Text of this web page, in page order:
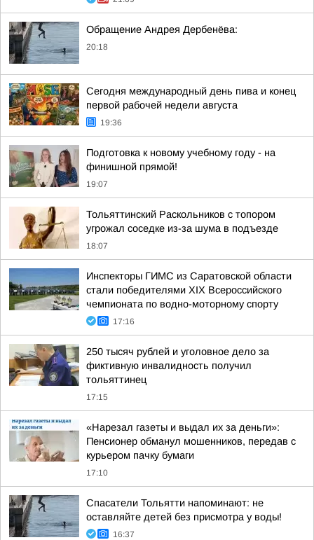
Обращение Андрея Дербенёва:
20:18
Сегодня международный день пива и конец
первой рабочей недели августа
19:36
Подготовка к новому учебному году - на
финишной прямой!
19:07
Тольяттинский Раскольников с топором
угрожал соседке из-за шума в подъезде
18:07
Инспекторы ГИМС из Саратовской области
стали победителями XIX Всероссийского
чемпионата по водно-моторному спорту
17:16
250 тысяч рублей и уголовное дело за
фиктивную инвалидность получил
тольяттинец
17:15
«Нарезал газеты и выдал их за деньги»:
Пенсионер обманул мошенников, передав с
курьером пачку бумаги
17:10
Спасатели Тольятти напоминают: не
оставляйте детей без присмотра у воды!
16:37